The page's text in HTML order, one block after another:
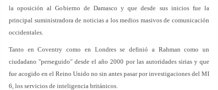
la oposición al Gobierno de Damasco y que desde sus inicios fue la
principal suministradora de noticias a los medios masivos de comunicación
occidentales.
Tanto en Coventry como en Londres se definió a Rahman como un
ciudadano "perseguido" desde el año 2000 por las autoridades sirias y que
fue acogido en el Reino Unido no sin antes pasar por investigaciones del MI
6, los servicios de inteligencia británicos.